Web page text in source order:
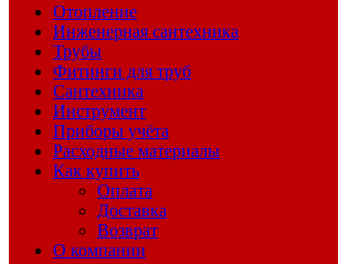
Отопление
Инженерная сантехника
Трубы
Фитинги для труб
Сантехника
Инструмент
Приборы учёта
Расходные материалы
Как купить
Оплата
Доставка
Возврат
О компании